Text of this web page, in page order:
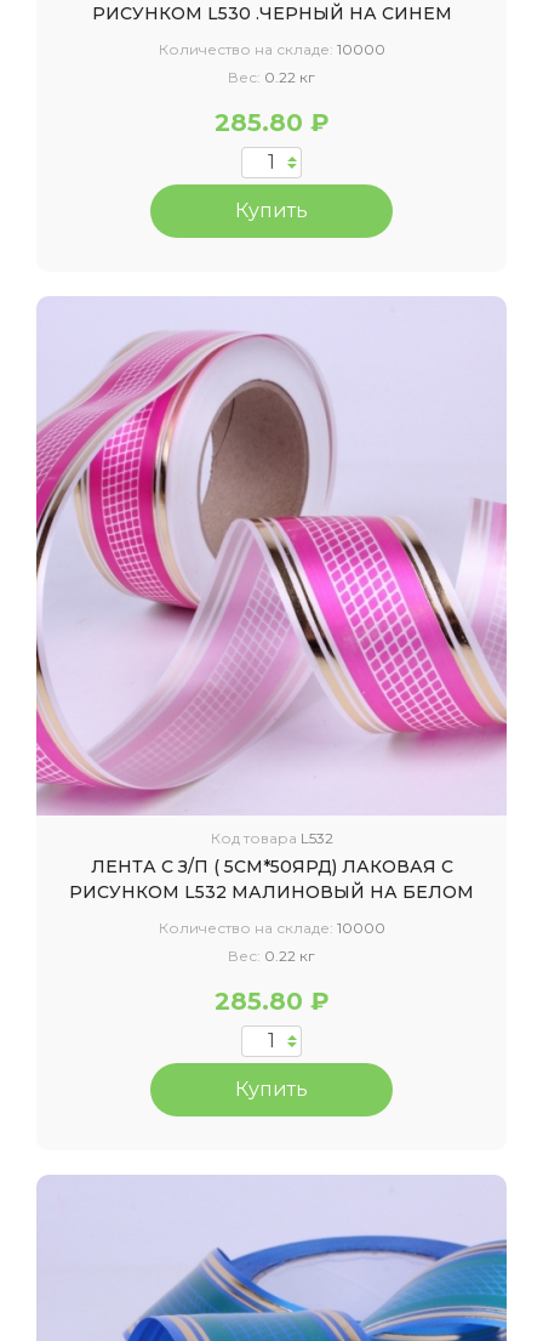
РИСУНКОМ L530 .ЧЕРНЫЙ НА СИНЕМ
Количество на складе: 10000
Вес: 0.22 кг
285.80 ₽
Купить
Код товара L532
ЛЕНТА С З/П ( 5СМ*50ЯРД) ЛАКОВАЯ С
РИСУНКОМ L532 МАЛИНОВЫЙ НА БЕЛОМ
Количество на складе: 10000
Вес: 0.22 кг
285.80 ₽
Купить